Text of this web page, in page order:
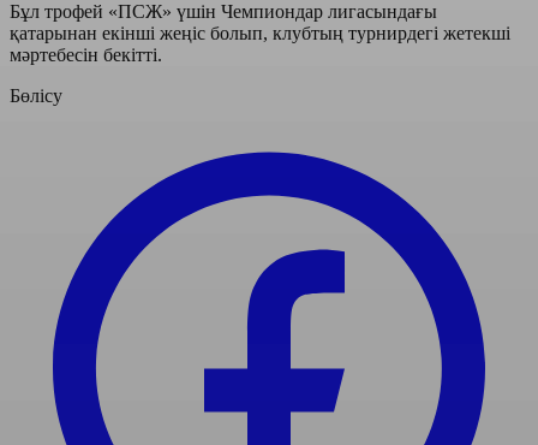
Бұл трофей «ПСЖ» үшін Чемпиондар лигасындағы
қатарынан екінші жеңіс болып, клубтың турнирдегі жетекші
мәртебесін бекітті.
Бөлісу